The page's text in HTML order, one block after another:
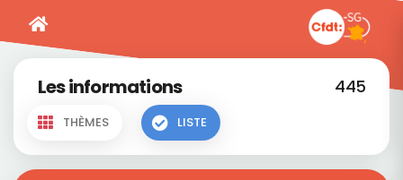
Les informations 445
THÈMES LISTE